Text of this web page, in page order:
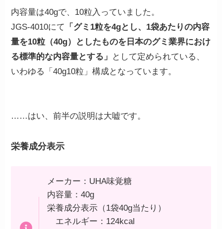
内容量は40gで、10粒入っていました。
JGS-4010にて
「グミ1粒を4gとし、1袋あたりの内容
量を10粒（40g）としたものを日本のグミ業界におけ
る標準的な内容量とする」
として定められている、
いわゆる「40g10粒」構成となっています。
……はい、前半の説明は大嘘です。
栄養成分表示
メーカー：UHA味覚糖
内容量：40g
栄養成分表示（1袋40g当たり）
エネルギー：124kcal